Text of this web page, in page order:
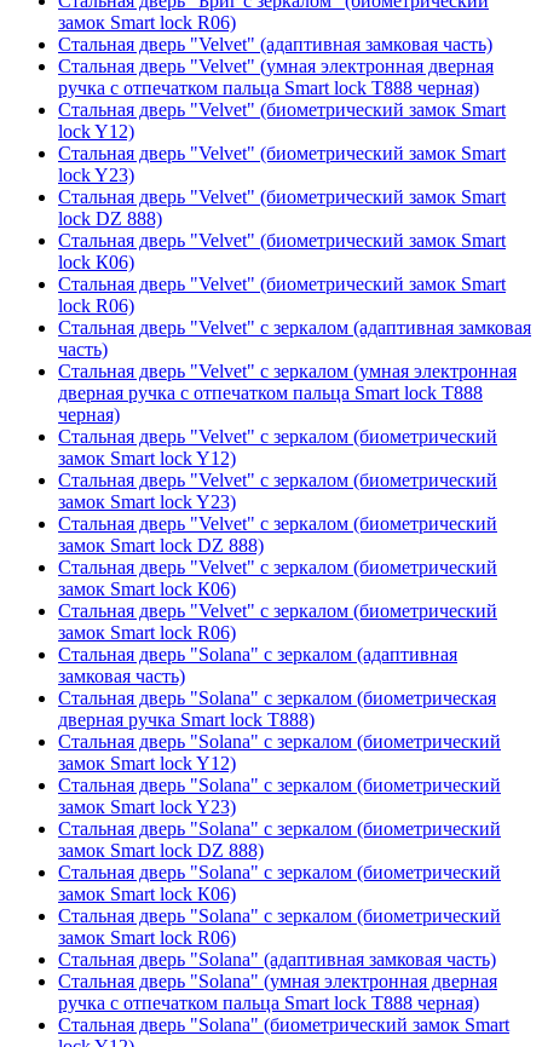
замок Smart lock R06)
Стальная дверь "Velvet" (адаптивная замковая часть)
Стальная дверь "Velvet" (умная электронная дверная
ручка с отпечатком пальца Smart lock T888 черная)
Стальная дверь "Velvet" (биометрический замок Smart
lock Y12)
Стальная дверь "Velvet" (биометрический замок Smart
lock Y23)
Стальная дверь "Velvet" (биометрический замок Smart
lock DZ 888)
Стальная дверь "Velvet" (биометрический замок Smart
lock К06)
Стальная дверь "Velvet" (биометрический замок Smart
lock R06)
Стальная дверь "Velvet" с зеркалом (адаптивная замковая
часть)
Стальная дверь "Velvet" с зеркалом (умная электронная
дверная ручка с отпечатком пальца Smart lock T888
черная)
Стальная дверь "Velvet" с зеркалом (биометрический
замок Smart lock Y12)
Стальная дверь "Velvet" с зеркалом (биометрический
замок Smart lock Y23)
Стальная дверь "Velvet" с зеркалом (биометрический
замок Smart lock DZ 888)
Стальная дверь "Velvet" с зеркалом (биометрический
замок Smart lock К06)
Стальная дверь "Velvet" с зеркалом (биометрический
замок Smart lock R06)
Стальная дверь "Solana" с зеркалом (адаптивная
замковая часть)
Стальная дверь "Solana" с зеркалом (биометрическая
дверная ручка Smart lock T888)
Стальная дверь "Solana" с зеркалом (биометрический
замок Smart lock Y12)
Стальная дверь "Solana" с зеркалом (биометрический
замок Smart lock Y23)
Стальная дверь "Solana" с зеркалом (биометрический
замок Smart lock DZ 888)
Стальная дверь "Solana" с зеркалом (биометрический
замок Smart lock К06)
Стальная дверь "Solana" с зеркалом (биометрический
замок Smart lock R06)
Стальная дверь "Solana" (адаптивная замковая часть)
Стальная дверь "Solana" (умная электронная дверная
ручка с отпечатком пальца Smart lock T888 черная)
Стальная дверь "Solana" (биометрический замок Smart